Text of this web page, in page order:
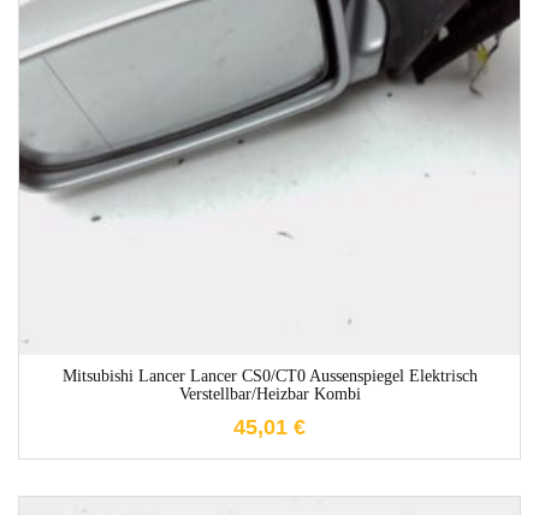
Mitsubishi Lancer Lancer CS0/CT0 Aussenspiegel Elektrisch
Verstellbar/heizbar Kombi
45,01 €
1-3 Werktage